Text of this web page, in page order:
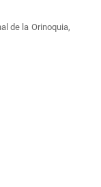
de la Orinoquia,